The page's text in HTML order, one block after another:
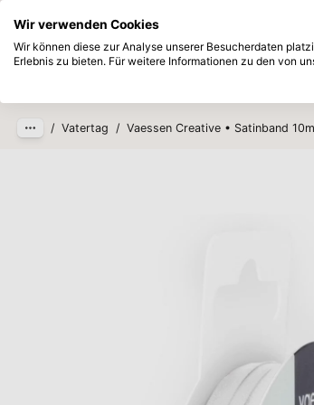
Zum Hauptinhalt springen
/ Vatertag / Vaessen Creative • Satinband 10m
Wir verwenden Cookies
Wir können diese zur Analyse unserer Besucherdaten
Erlebnis zu bieten. Für weitere Informationen zu den von